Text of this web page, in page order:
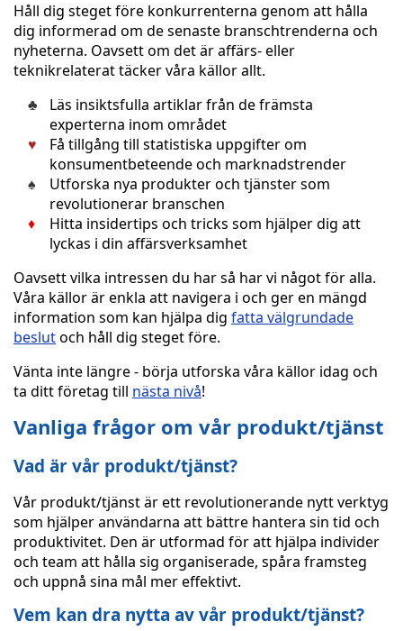
Håll dig steget före konkurrenterna genom att hålla
dig informerad om de senaste branschtrenderna och
nyheterna. Oavsett om det är affärs- eller
teknikrelaterat täcker våra källor allt.
Läs insiktsfulla artiklar från de främsta
experterna inom området
Få tillgång till statistiska uppgifter om
konsumentbeteende och marknadstrender
Utforska nya produkter och tjänster som
revolutionerar branschen
Hitta insidertips och tricks som hjälper dig att
lyckas i din affärsverksamhet
Oavsett vilka intressen du har så har vi något för alla.
Våra källor är enkla att navigera i och ger en mängd
information som kan hjälpa dig fatta välgrundade
beslutoch håll dig steget före.
Vänta inte längre - börja utforska våra källor idag och
ta ditt företag till nästa nivå!
Vanliga frågor om vår produkt/tjänst
Vad är vår produkt/tjänst?
Vår produkt/tjänst är ett revolutionerande nytt verktyg
som hjälper användarna att bättre hantera sin tid och
produktivitet. Den är utformad för att hjälpa individer
och team att hålla sig organiserade, spåra framsteg
och uppnå sina mål mer effektivt.
Vem kan dra nytta av vår produkt/tjänst?